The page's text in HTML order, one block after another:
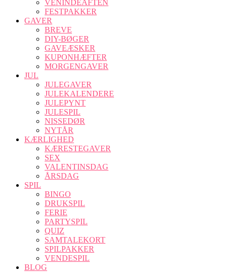
VENINDEAFTEN
FESTPAKKER
GAVER
BREVE
DIY-BØGER
GAVEÆSKER
KUPONHÆFTER
MORGENGAVER
JUL
JULEGAVER
JULEKALENDERE
JULEPYNT
JULESPIL
NISSEDØR
NYTÅR
KÆRLIGHED
KÆRESTEGAVER
SEX
VALENTINSDAG
ÅRSDAG
SPIL
BINGO
DRUKSPIL
FERIE
PARTYSPIL
QUIZ
SAMTALEKORT
SPILPAKKER
VENDESPIL
BLOG